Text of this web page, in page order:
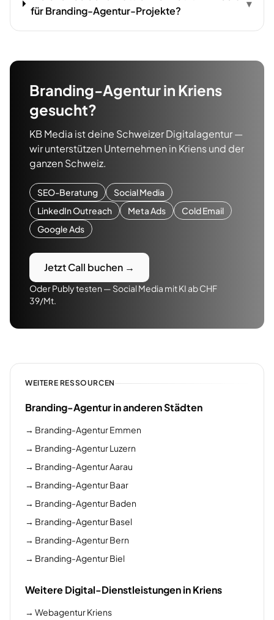
für Branding-Agentur-Projekte?
▾
Branding-Agenturin Kriens
gesucht?
KB Media ist deine Schweizer Digitalagentur —
wir unterstützen Unternehmen in Kriensund der
ganzen Schweiz.
SEO-Beratung
Social Media
LinkedIn Outreach
Meta Ads
Cold Email
Google Ads
Jetzt Call buchen →
Oder Publy testen — Social Media mit KI ab CHF
39/Mt.
WEITERE RESSOURCEN
Branding-Agentur in anderen Städten
→ Branding-Agentur Emmen
→ Branding-Agentur Luzern
→ Branding-Agentur Aarau
→ Branding-Agentur Baar
→ Branding-Agentur Baden
→ Branding-Agentur Basel
→ Branding-Agentur Bern
→ Branding-Agentur Biel
Weitere Digital-Dienstleistungen in Kriens
→ Webagentur Kriens